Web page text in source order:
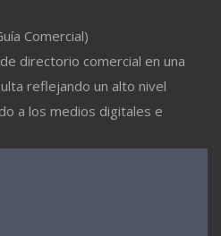
Comercial)
directorio comercial en una
reflejando un alto nivel
a los medios digitales e